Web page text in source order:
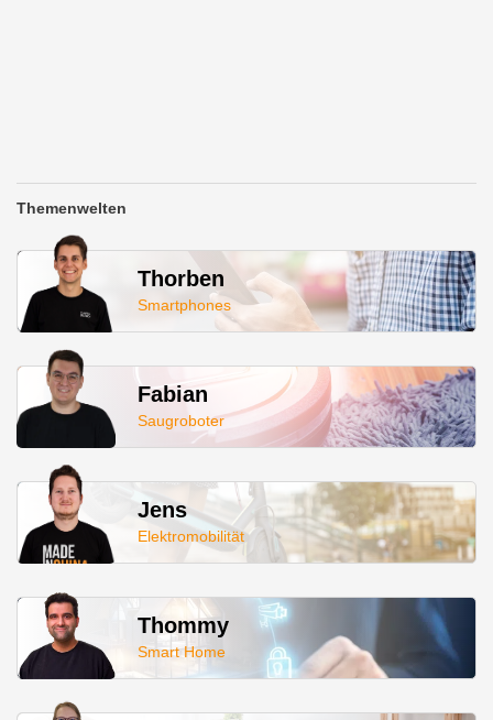
Themenwelten
Thorben
Smartphones
Fabian
Saugroboter
Jens
Elektromobilität
Thommy
Smart Home